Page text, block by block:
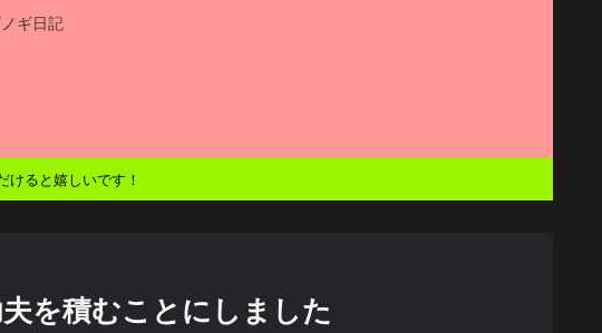
ギ日記
ると嬉しいです！
を積むことにしました